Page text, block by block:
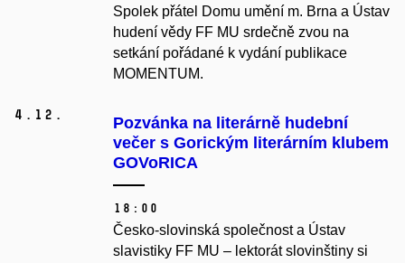
Spolek přátel Domu umění m. Brna a Ústav
hudení vědy FF MU srdečně zvou na
setkání pořádané k vydání publikace
MOMENTUM.
4. 12.
Pozvánka na literárně hudební
večer s Gorickým literárním klubem
GOVoRICA
18:00
Česko-slovinská společnost a Ústav
slavistiky FF MU – lektorát slovinštiny si